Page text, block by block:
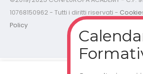
10768150962 - Tutti i diritti riservati -
Policy